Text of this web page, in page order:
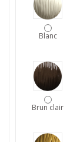
Blanc
Brun clair